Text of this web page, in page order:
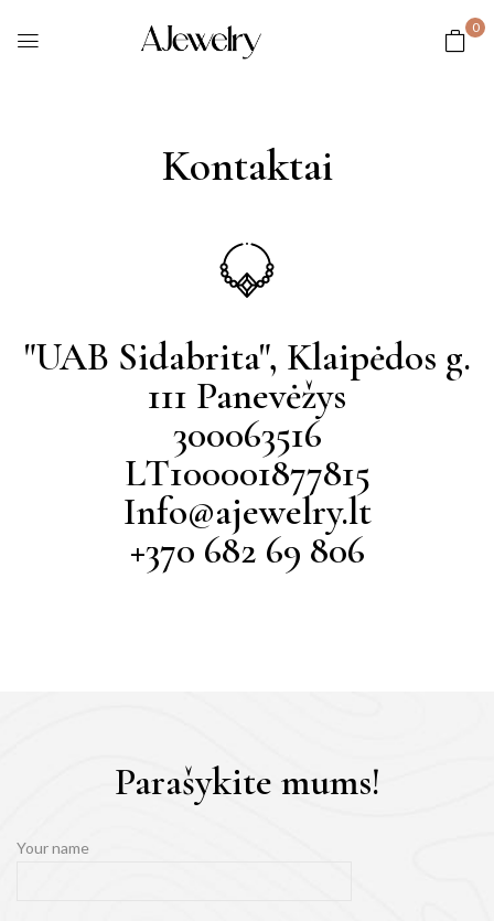
0
Kontaktai
"UAB Sidabrita", Klaipėdos g.
111 Panevėžys
300063516
LT100001877815
Info@ajewelry.lt
+370 682 69 806
Parašykite mums!
Your name